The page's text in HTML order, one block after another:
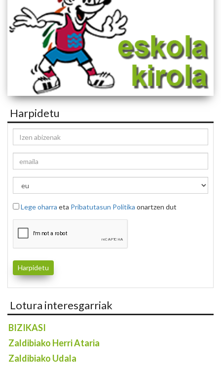
Harpidetu
Lege oharra eta Pribatutasun Politika onartzen dut
Lotura interesgarriak
BIZIKASI
Zaldibiako Herri Ataria
Zaldibiako Udala